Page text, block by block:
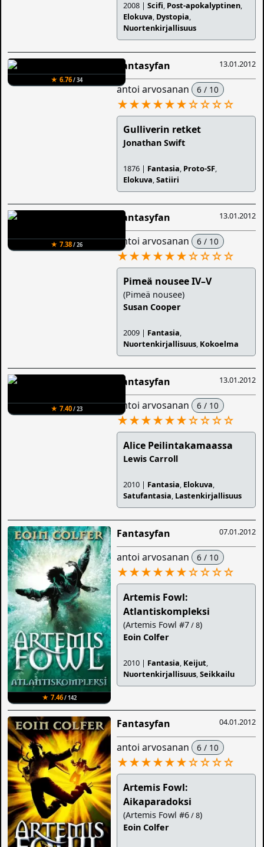
2008 |Scifi, Post-apokalyptinen,
Elokuva, Dystopia,
Nuortenkirjallisuus
★ 6.76/ 34
13.01.2012
Fantasyfan
antoi arvosanan 6 / 10
★★★★★★☆☆☆☆
Gulliverin retket
Jonathan Swift
1876 | Fantasia, Proto-SF,
Elokuva,Satiiri
★ 7.38/ 26
13.01.2012
Fantasyfan
antoi arvosanan 6 / 10
★★★★★★☆☆☆☆
Pimeä nousee IV–V
(Pimeä nousee)
Susan Cooper
2009 | Fantasia,
Nuortenkirjallisuus, Kokoelma
★ 7.40/ 23
13.01.2012
Fantasyfan
antoi arvosanan 6 / 10
★★★★★★☆☆☆☆
Alice Peilintakamaassa
Lewis Carroll
2010 | Fantasia, Elokuva,
Satufantasia, Lastenkirjallisuus
★ 7.46/ 142
07.01.2012
Fantasyfan
antoi arvosanan 6 / 10
★★★★★★☆☆☆☆
Artemis Fowl:
Atlantiskompleksi
(Artemis Fowl #7/ 8)
Eoin Colfer
2010 | Fantasia, Keijut,
Nuortenkirjallisuus,Seikkailu
04.01.2012
Fantasyfan
antoi arvosanan 6 / 10
★★★★★★☆☆☆☆
Artemis Fowl:
Aikaparadoksi
(Artemis Fowl #6/ 8)
Eoin Colfer